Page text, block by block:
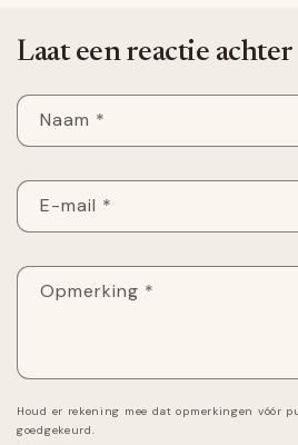
Laat een reactie achter
Naam *
E-mail *
Opmerking *
Houd er rekening mee dat opmerkingen vóór
goedgekeurd.